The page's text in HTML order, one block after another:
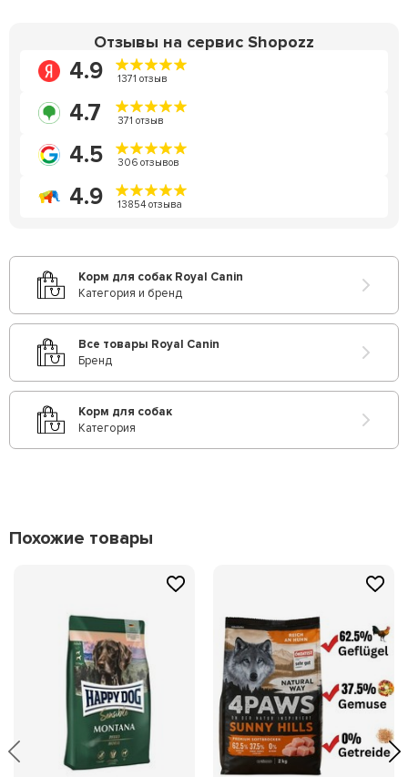
Отзывы на сервис Shopozz
4.9 1371 отзыв
4.7 371 отзыв
4.5 306 отзывов
4.9 13854 отзыва
Корм для собак Royal Canin
Категория и бренд
Все товары Royal Canin
Бренд
Корм для собак
Категория
Похожие товары